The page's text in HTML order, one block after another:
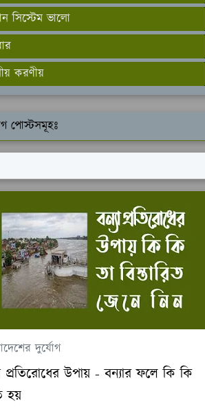
সিস্টেম ভালো
করণীয়
পোস্টসমূহঃ
দুর্যোগ
প্রতিরোধের উপায় - বন্যার ফলে কি কি
হয়